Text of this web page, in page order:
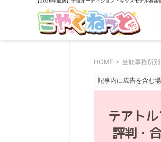
HOME > 芸能事務所別
記事内に広告を含む
テアト
評判・